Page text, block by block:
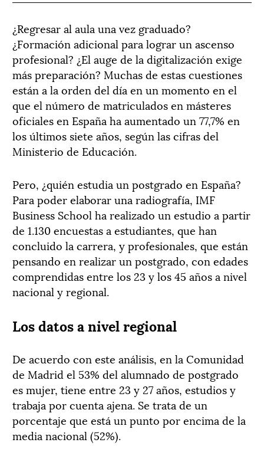
¿Regresar al aula una vez graduado?
¿Formación adicional para lograr un ascenso
profesional? ¿El auge de la digitalización exige
más preparación? Muchas de estas cuestiones
están a la orden del día en un momento en el
que el número de matriculados en másteres
oficiales en España ha aumentado un 77,7% en
los últimos siete años, según las cifras del
Ministerio de Educación.
Pero, ¿quién estudia un postgrado en España?
Para poder elaborar una radiografía, IMF
Business School ha realizado un estudio a partir
de 1.130 encuestas a estudiantes, que han
concluido la carrera, y profesionales, que están
pensando en realizar un postgrado, con edades
comprendidas entre los 23 y los 45 años a nivel
nacional y regional.
Los datos a nivel regional
De acuerdo con este análisis, en la Comunidad
de Madrid el 53% del alumnado de postgrado
es mujer, tiene entre 23 y 27 años, estudios y
trabaja por cuenta ajena. Se trata de un
porcentaje que está un punto por encima de la
media nacional (52%).